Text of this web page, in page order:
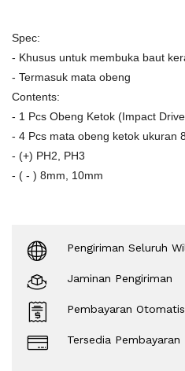
Spec:
- Khusus untuk membuka baut
- Termasuk mata obeng
Contents:
- 1 Pcs Obeng Ketok (Impact
- 4 Pcs mata obeng ketok ukuran
- (+) PH2, PH3
- ( - ) 8mm, 10mm
Pengiriman Seluruh
Jaminan Pengiriman
Pembayaran
Tersedia Pembayaran